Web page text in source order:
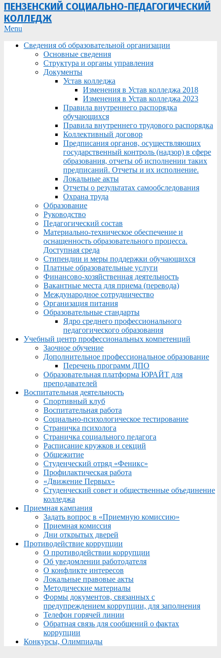
ПЕНЗЕНСКИЙ СОЦИАЛЬНО-ПЕДАГОГИЧЕСКИЙ
КОЛЛЕДЖ
Primary
Menu
Menu
Сведения об образовательной организации
Основные сведения
Структура и органы управления
Документы
Устав колледжа
Изменения в Устав колледжа 2018
Изменения в Устав колледжа 2023
Правила внутреннего распорядка
обучающихся
Правила внутреннего трудового распорядка
Коллективный договор
Предписания органов, осуществляющих
государственный контроль (надзор) в сфере
образования, отчеты об исполнении таких
предписаний. Отчеты и их исполнение.
Локальные акты
Отчеты о результатах самообследования
Охрана труда
Образование
Руководство
Педагогический состав
Материально-техническое обеспечение и
оснащенность образовательного процесса.
Доступная среда
Стипендии и меры поддержки обучающихся
Платные образовательные услуги
Финансово-хозяйственная деятельность
Вакантные места для приема (перевода)
Международное сотрудничество
Организация питания
Образовательные стандарты
Ядро среднего профессионального
педагогического образования
Учебный центр профессиональных компетенций
Заочное обучение
Дополнительное профессиональное образование
Перечень программ ДПО
Образовательная платформа ЮРАЙТ для
преподавателей
Воспитательная деятельность
Спортивный клуб
Воспитательная работа
Социально-психологическое тестирование
Страничка психолога
Страничка социального педагога
Расписание кружков и секций
Общежитие
Студенческий отряд «Феникс»
Профилактическая работа
«Движение Первых»
Студенческий совет и общественные объединение
колледжа
Приемная кампания
Задать вопрос в «Приемную комиссию»
Приемная комиссия
Дни открытых дверей
Противодействие коррупции
О противодействии коррупции
Об уведомлении работодателя
О конфликте интересов
Локальные правовые акты
Методические материалы
Формы документов, связанных с
предупреждением коррупции, для заполнения
Телефон горячей линии
Обратная связь для сообщений о фактах
коррупции
Конкурсы, Олимпиады